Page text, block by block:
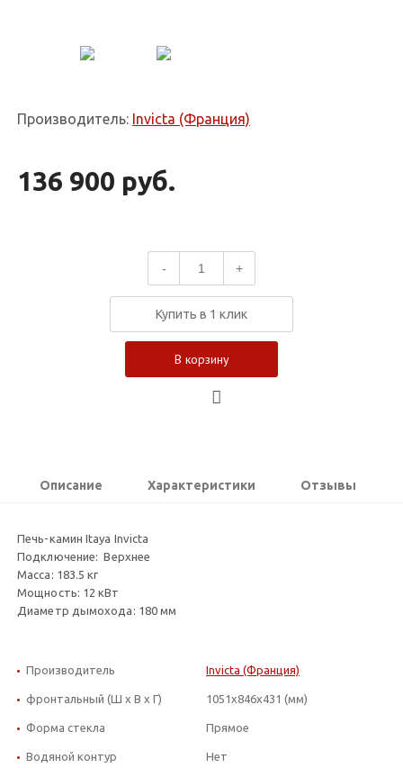
Производитель: Invicta (Франция)
136 900 руб.
- +
Купить в 1 клик
В корзину
Описание Характеристики Отзывы
Печь-камин Itaya Invicta
Подключение: Верхнее
Масса: 183.5 кг
Мощность: 12 кВт
Диаметр дымохода: 180 мм
Производитель Invicta (Франция)
фронтальный (Ш х В х Г) 1051x846x431 (мм)
Форма стекла Прямое
Водяной контур Нет